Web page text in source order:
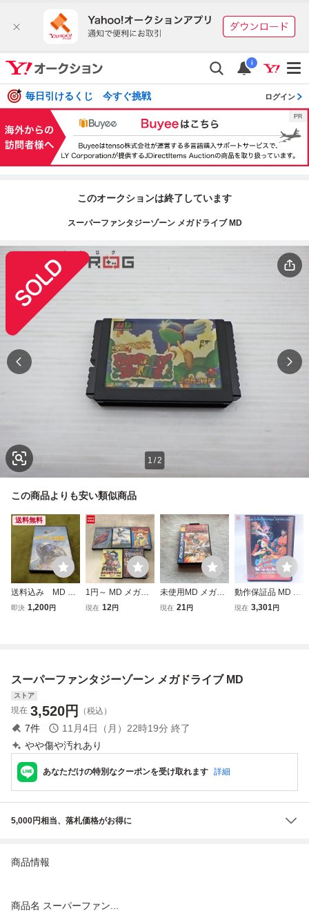
i
毎日引けるくじ 今すぐ挑戦 ログイン
このオークションは終了しています
スーパーファンタジーゾーン メガドライブ MD
1 /2
この商品よりも安い類似商品
送料無料
送料込み MD メ
ガドライブ スー
即決 1,200円
1円～ MD メガド
ライブ コラムス
現在 12円
未使用MD メガド
ライブ ソフト コ
現在 21円
動作保証品 MD メ
ガドライブ スーパ
現在 3,301円
スーパーファンタジーゾーン メガドライブ MD
ストア
現在 3,520円 （税込）
7件 11月4日（月）22時19分 終了
やや傷や汚れあり
あなただけの特別なクーポンを受け取れます 詳細
5,000円相当、落札価格がお得に
商品情報
商品名 スーパーファン...